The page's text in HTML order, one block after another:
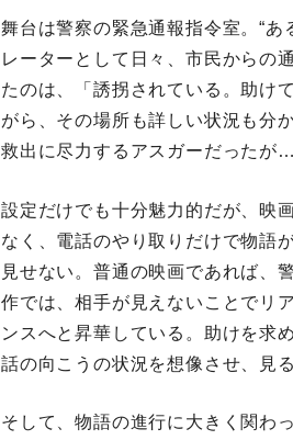
舞台は警察の緊急通報指令室。“
レーターとして日々、市民からの
たのは、「誘拐されている。助け
がら、その場所も詳しい状況も分
救出に尽力するアスガーだったが
設定だけでも十分魅力的だが、映
なく、電話のやり取りだけで物語
見せない。普通の映画であれば、
作では、相手が見えないことでリ
ンスへと昇華している。助けを
話の向こうの状況を想像させ、見
そして、物語の進行に大きく関わ